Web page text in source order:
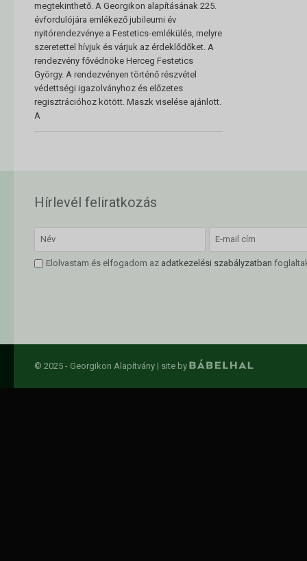
megtekinthető. A Georgikon alapításának 225.
évfordulójára emlékező jubileumi év
nyitórendezvénye a Festetics-emlékülés, melyre
szeretettel hívjuk és várjuk az érdeklődőket. A
rendezvény fővédnöke Herceg Festetics
György. A rendezvényen történő részvétel
védettségi igazolványhoz és előzetes
regisztrációhoz kötött. Maszk viselése ajánlott.
A
Hírlevél feliratkozás
Elolvastam és elfogadom az adatkezelési szabályzatban
© 2025 - Georgikon Alapítvány | site by